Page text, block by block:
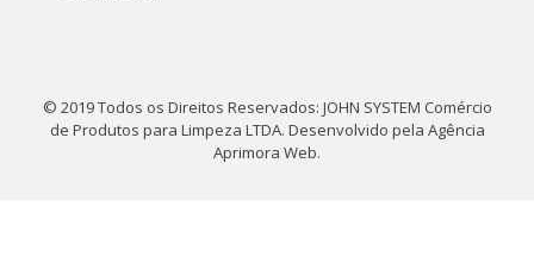
© 2019 Todos os Direitos Reservados: JOHN SYSTEM Comércio
de Produtos para Limpeza LTDA. Desenvolvido pela Agência
Aprimora Web.